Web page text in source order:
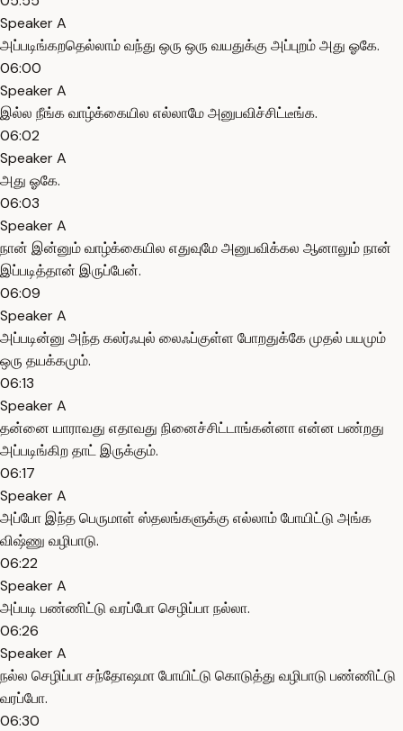
Speaker A
அப்படிங்கறதெல்லாம் வந்து ஒரு ஒரு வயதுக்கு அப்புறம் அது ஓகே.
06:00
Speaker A
இல்ல நீங்க வாழ்க்கையில எல்லாமே அனுபவிச்சிட்டீங்க.
06:02
Speaker A
அது ஓகே.
06:03
Speaker A
நான் இன்னும் வாழ்க்கையில எதுவுமே அனுபவிக்கல ஆனாலும் நான்
இப்படித்தான் இருப்பேன்.
06:09
Speaker A
அப்படின்னு அந்த கலர்ஃபுல் லைஃப்குள்ள போறதுக்கே முதல் பயமும்
ஒரு தயக்கமும்.
06:13
Speaker A
தன்னை யாராவது எதாவது நினைச்சிட்டாங்கன்னா என்ன பண்றது
அப்படிங்கிற தாட் இருக்கும்.
06:17
Speaker A
அப்போ இந்த பெருமாள் ஸ்தலங்களுக்கு எல்லாம் போயிட்டு அங்க
விஷ்ணு வழிபாடு.
06:22
Speaker A
அப்படி பண்ணிட்டு வரப்போ செழிப்பா நல்லா.
06:26
Speaker A
நல்ல செழிப்பா சந்தோஷமா போயிட்டு கொடுத்து வழிபாடு பண்ணிட்டு
வரப்போ.
06:30